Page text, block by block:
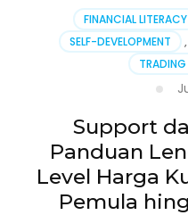
FINANCIAL LITERACY
SELF-DEVELOPMENT
,
Support
Panduan
Level Harga
Pemula